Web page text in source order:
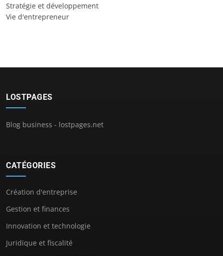
Stratégie et développement
Vie d'entrepreneur
LOSTPAGES
Blog business - lostpages.net
CATÉGORIES
Création d'entreprise
Gestion et finances
Innovation et technologie
Juridique et fiscalité